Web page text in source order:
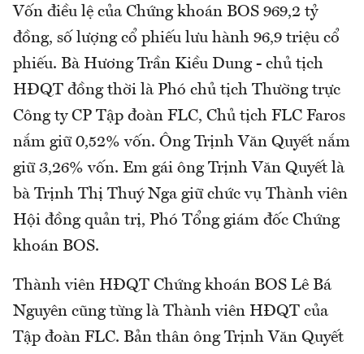
Vốn điều lệ của Chứng khoán BOS 969,2 tỷ
đồng, số lượng cổ phiếu lưu hành 96,9 triệu cổ
phiếu. Bà Hương Trần Kiều Dung - chủ tịch
HĐQT đồng thời là Phó chủ tịch Thường trực
Công ty CP Tập đoàn FLC, Chủ tịch FLC Faros
nắm giữ 0,52% vốn. Ông Trịnh Văn Quyết nắm
giữ 3,26% vốn. Em gái ông Trịnh Văn Quyết là
bà Trịnh Thị Thuý Nga giữ chức vụ Thành viên
Hội đồng quản trị, Phó Tổng giám đốc Chứng
khoán BOS.
Thành viên HĐQT Chứng khoán BOS Lê Bá
Nguyên cũng từng là Thành viên HĐQT của
Tập đoàn FLC. Bản thân ông Trịnh Văn Quyết